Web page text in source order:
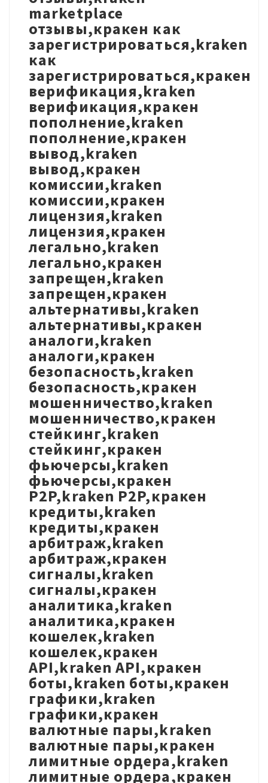
marketplace
отзывы,кракен как
зарегистрироваться,kraken
как
зарегистрироваться,кракен
верификация,kraken
верификация,кракен
пополнение,kraken
пополнение,кракен
вывод,kraken
вывод,кракен
комиссии,kraken
комиссии,кракен
лицензия,kraken
лицензия,кракен
легально,kraken
легально,кракен
запрещен,kraken
запрещен,кракен
альтернативы,kraken
альтернативы,кракен
аналоги,kraken
аналоги,кракен
безопасность,kraken
безопасность,кракен
мошенничество,kraken
мошенничество,кракен
стейкинг,kraken
стейкинг,кракен
фьючерсы,kraken
фьючерсы,кракен
P2P,kraken P2P,кракен
кредиты,kraken
кредиты,кракен
арбитраж,kraken
арбитраж,кракен
сигналы,kraken
сигналы,кракен
аналитика,kraken
аналитика,кракен
кошелек,kraken
кошелек,кракен
API,kraken API,кракен
боты,kraken боты,кракен
графики,kraken
графики,кракен
валютные пары,kraken
валютные пары,кракен
лимитные ордера,kraken
лимитные ордера,кракен